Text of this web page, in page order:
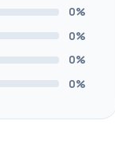
0%
0%
0%
0%